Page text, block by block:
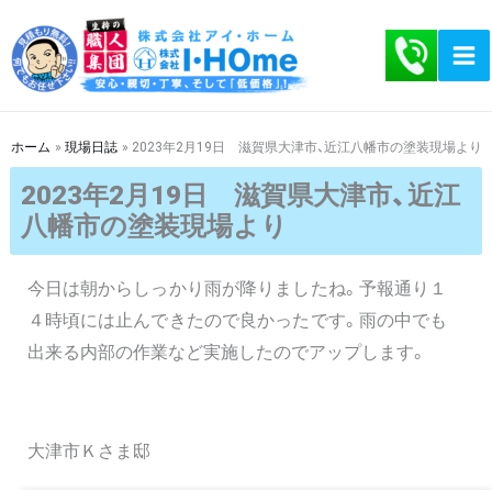
容
を
キ
ッ
ホーム 現場日誌 2023年2月19日 滋賀県大津市、近江八幡市の塗装現場より
2023年2月19日 滋賀県大津市、近江
八幡市の塗装現場より
今日は朝からしっかり雨が降りましたね。予報通り１
４時頃には止んできたので良かったです。雨の中でも
出来る内部の作業など実施したのでアップします。
大津市Ｋさま邸